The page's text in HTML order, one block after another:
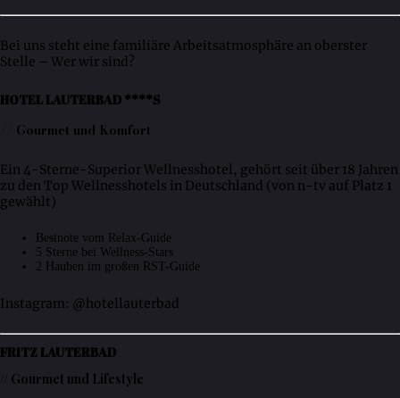
Bei uns steht eine familiäre Arbeitsatmosphäre an oberster
Stelle – Wer wir sind?
HOTEL LAUTERBAD ****S
// Gourmet und Komfort
Ein 4-Sterne-Superior Wellnesshotel, gehört seit über 18 Jahren
zu den Top Wellnesshotels in Deutschland (von n-tv auf Platz 1
gewählt)
Bestnote vom Relax-Guide
5 Sterne bei Wellness-Stars
2 Hauben im großen RST-Guide
Instagram: @hotellauterbad
FRITZ LAUTERBAD
// Gourmet und Lifestyle